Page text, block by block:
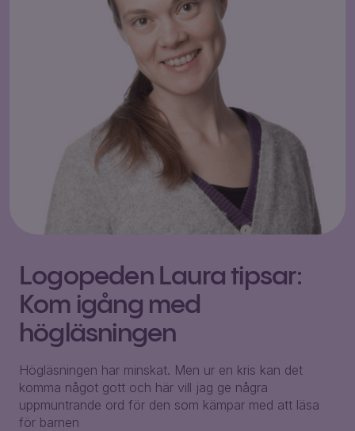
Logopeden Laura tipsar:
Kom igång med
högläsningen
Högläsningen har minskat. Men ur en kris kan det
komma något gott och här vill jag ge några
uppmuntrande ord för den som kämpar med att läsa
för barnen